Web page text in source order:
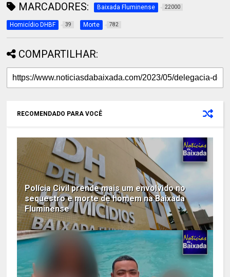
MARCADORES: Baixada Fluminense 22000
Homicídio DHBF 39 Morte 782
COMPARTILHAR:
RECOMENDADO PARA VOCÊ
Polícia Civil prende mais um envolvido no
sequestro e morte de homem na Baixada
Fluminense